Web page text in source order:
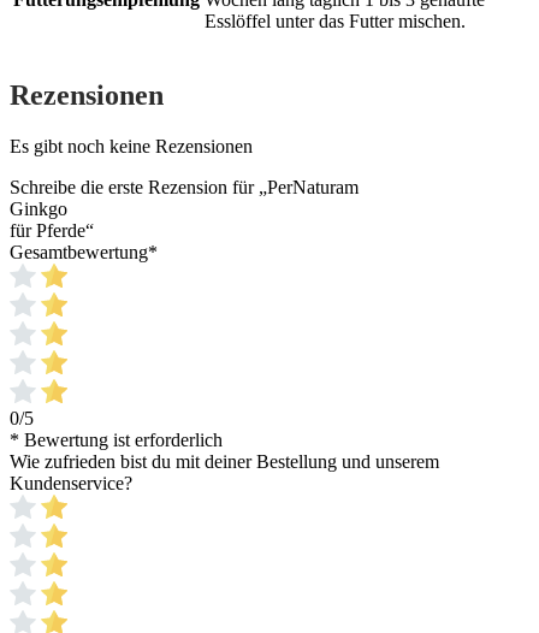
Esslöffel unter das Futter mischen.
Rezensionen
Es gibt noch keine Rezensionen
Schreibe die erste Rezension für „PerNaturam
Ginkgo
für Pferde“
Gesamtbewertung*
0/5
* Bewertung ist erforderlich
Wie zufrieden bist du mit deiner Bestellung und unserem
Kundenservice?